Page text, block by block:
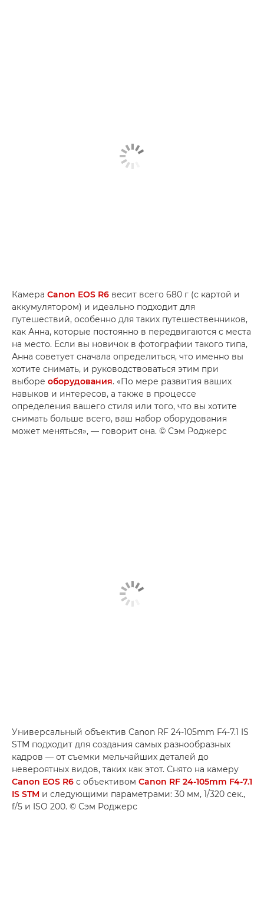
Камера Canon EOS R6 весит всего 680 г (с картой и
аккумулятором) и идеально подходит для
путешествий, особенно для таких путешественников,
как Анна, которые постоянно в передвигаются с места
на место. Если вы новичок в фотографии такого типа,
Анна советует сначала определиться, что именно вы
хотите снимать, и руководствоваться этим при
выборе оборудования. «По мере развития ваших
навыков и интересов, а также в процессе
определения вашего стиля или того, что вы хотите
снимать больше всего, ваш набор оборудования
может меняться», — говорит она. © Сэм Роджерс
Универсальный объектив Canon RF 24-105mm F4-7.1 IS
STM подходит для создания самых разнообразных
кадров — от съемки мельчайших деталей до
невероятных видов, таких как этот. Снято на камеру
Canon EOS R6 с объективом Canon RF 24-105mm F4-7.1
IS STM и следующими параметрами: 30 мм, 1/320 сек.,
f/5 и ISO 200. © Сэм Роджерс